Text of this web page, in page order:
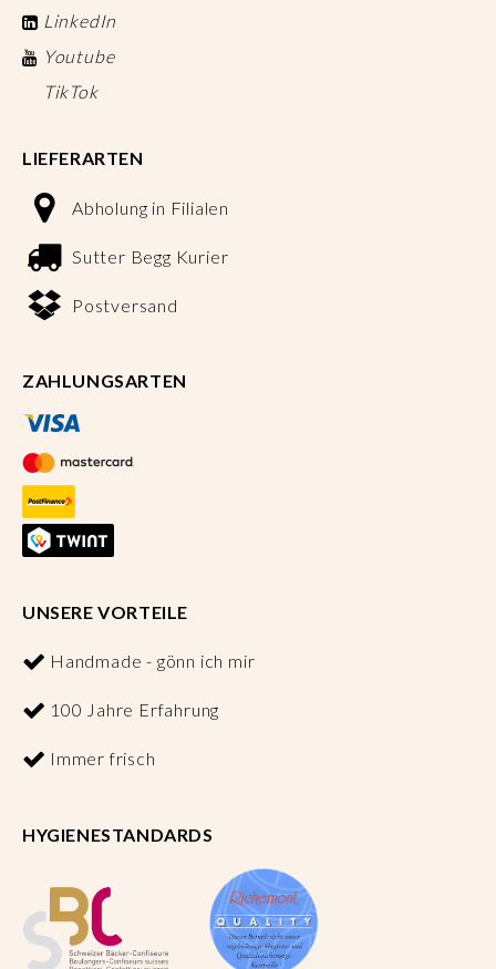
LinkedIn
Youtube
TikTok
LIEFERARTEN
Abholung in Filialen
Sutter Begg Kurier
Postversand
ZAHLUNGSARTEN
UNSERE VORTEILE
Handmade - gönn ich mir
100 Jahre Erfahrung
Immer frisch
HYGIENESTANDARDS